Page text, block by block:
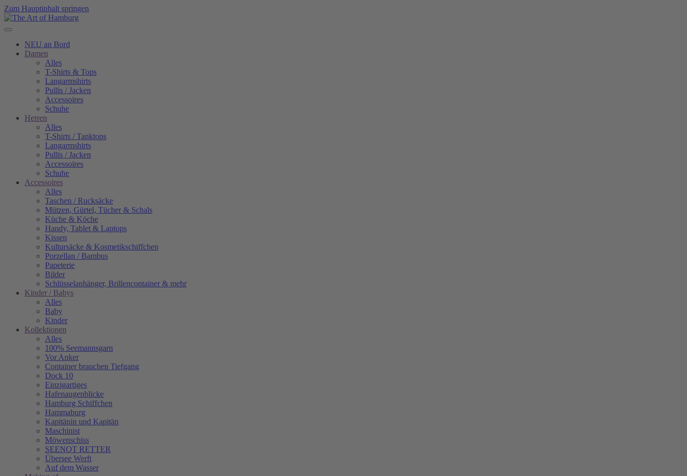
Zum Hauptinhalt springen
NEU an Bord
Damen
Alles
T-Shirts & Tops
Langarmshirts
Pullis / Jacken
Accessoires
Schuhe
Herren
Alles
T-Shirts / Tanktops
Langarmshirts
Pullis / Jacken
Accessoires
Schuhe
Accessoires
Alles
Taschen / Rucksäcke
Mützen, Gürtel, Tücher & Schals
Küche & Köche
Handy, Tablet & Laptops
Kissen
Kultursäcke & Kosmetikschiffchen
Porzellan / Bambus
Papeterie
Bilder
Schlüsselanhänger, Brillencontainer & mehr
Kinder / Babys
Alles
Baby
Kinder
Kollektionen
Alles
100% Seemannsgarn
Vor Anker
Container brauchen Tiefgang
Dock 10
Einzigartiges
Hafenaugen­blicke
Hamburg Schiffchen
Hammaburg
Kapitänin und Kapitän
Maschinist
Möwenschiss
SEENOT RETTER
Übersee Werft
Auf dem Wasser